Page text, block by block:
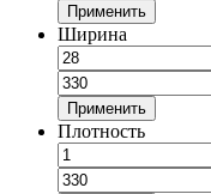
Применить
Ширина
Применить
Плотность